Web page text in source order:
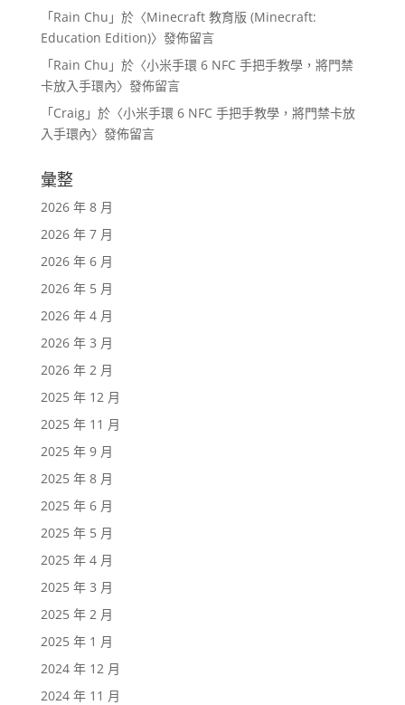
「Rain Chu 」於〈Minecraft 教育版 (Minecraft:
Education Edition)〉發佈留言
「Rain Chu 」於〈小米手環 6 NFC 手把手教學，將門禁
卡放入手環內〉發佈留言
「Craig」於〈小米手環 6 NFC 手把手教學，將門禁卡放
入手環內〉發佈留言
彙整
2026 年 8 月
2026 年 7 月
2026 年 6 月
2026 年 5 月
2026 年 4 月
2026 年 3 月
2026 年 2 月
2025 年 12 月
2025 年 11 月
2025 年 9 月
2025 年 8 月
2025 年 6 月
2025 年 5 月
2025 年 4 月
2025 年 3 月
2025 年 2 月
2025 年 1 月
2024 年 12 月
2024 年 11 月